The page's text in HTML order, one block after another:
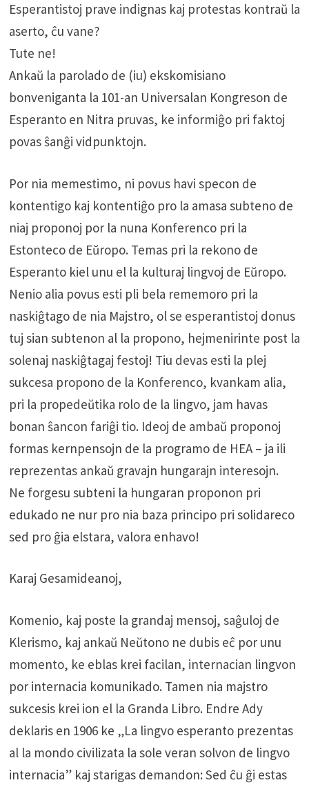
Esperantistoj prave indignas kaj protestas kontraŭ la
aserto, ĉu vane?
Tute ne!
Ankaŭ la parolado de (iu) ekskomisiano
bonveniganta la 101-an Universalan Kongreson de
Esperanto en Nitra pruvas, ke informiĝo pri faktoj
povas ŝanĝi vidpunktojn.
Por nia memestimo, ni povus havi specon de
kontentigo kaj kontentiĝo pro la amasa subteno de
niaj proponoj por la nuna Konferenco pri la
Estonteco de Eŭropo. Temas pri la rekono de
Esperanto kiel unu el la kulturaj lingvoj de Eŭropo.
Nenio alia povus esti pli bela rememoro pri la
naskiĝtago de nia Majstro, ol se esperantistoj donus
tuj sian subtenon al la propono, hejmenirinte post la
solenaj naskiĝtagaj festoj! Tiu devas esti la plej
sukcesa propono de la Konferenco, kvankam alia,
pri la propedeŭtika rolo de la lingvo, jam havas
bonan ŝancon fariĝi tio. Ideoj de ambaŭ proponoj
formas kernpensojn de la programo de HEA – ja ili
reprezentas ankaŭ gravajn hungarajn interesojn.
Ne forgesu subteni la hungaran proponon pri
edukado ne nur pro nia baza principo pri solidareco
sed pro ĝia elstara, valora enhavo!
Karaj Gesamideanoj,
Komenio, kaj poste la grandaj mensoj, saĝuloj de
Klerismo, kaj ankaŭ Neŭtono ne dubis eĉ por unu
momento, ke eblas krei facilan, internacian lingvon
por internacia komunikado. Tamen nia majstro
sukcesis krei ion el la Granda Libro. Endre Ady
deklaris en 1906 ke „La lingvo esperanto prezentas
al la mondo civilizata la sole veran solvon de lingvo
internacia” kaj starigas demandon: Sed ĉu ĝi estas